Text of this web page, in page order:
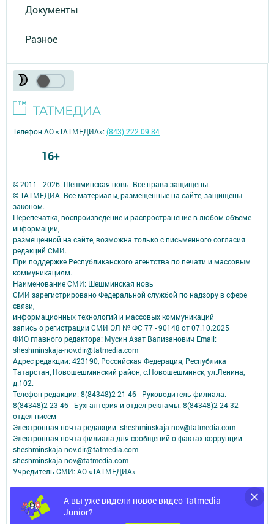
Документы
Разное
А вы уже видели новое видео Tatmedia
Junior?
© 2011 - 2026. Шешминская новь. Все права защищены.
© ТАТМЕДИА. Все материалы, размещенные на сайте, защищены
законом.
Перепечатка, воспроизведение и распространение в любом объеме
информации,
размещенной на сайте, возможна только с письменного согласия
редакций СМИ.
При поддержке Республиканского агентства по печати и массовым
коммуникациям.
Наименование СМИ: Шешминская новь
СМИ зарегистрировано Федеральной службой по надзору в сфере
связи,
информационных технологий и массовых коммуникаций
запись о регистрации СМИ ЭЛ № ФС 77 - 90148 от 07.10.2025
ФИО главного редактора: Мусин Азат Вализанович Email:
sheshminskaja-nov.dir@tatmedia.com
Адрес редакции: 423190, Российская Федерация, Республика
Татарстан, Новошешминский район, с.Новошешминск, ул.Ленина,
д.102.
Телефон редакции: 8(84348)2-21-46 - Руководитель филиала.
8(84348)2-23-46 - Бухгалтерия и отдел рекламы. 8(84348)2-24-32 -
отдел писем
Электронная почта редакции: sheshminskaja-nov@tatmedia.com
Электронная почта филиала для сообщений о фактах коррупции
sheshminskaja-nov.dir@tatmedia.com
sheshminskaja-nov@tatmedia.com
Учредитель СМИ: АО «ТАТМЕДИА»
Антикоррупционная политика
АО «ТАТМЕДИА» использует «cookie»для персонализации сервисов и
удобства пользователей сайтом.
Телефон АО «ТАТМЕДИА»:(843) 222 09 84
16+